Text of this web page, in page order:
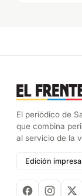
El periódico de
que combina
al servicio de la
Edición impresa